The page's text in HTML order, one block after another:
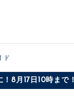
ド
8月17日10時まで！